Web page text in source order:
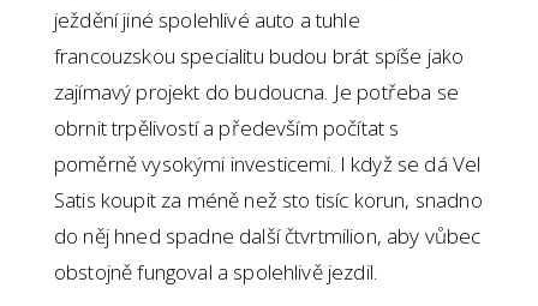
ježdění jiné spolehlivé auto a tuhle
francouzskou specialitu budou brát spíše jako
zajímavý projekt do budoucna. Je potřeba se
obrnit trpělivostí a především počítat s
poměrně vysokými investicemi. I když se dá Vel
Satis koupit za méně než sto tisíc korun, snadno
do něj hned spadne další čtvrtmilion, aby vůbec
obstojně fungoval a spolehlivě jezdil.